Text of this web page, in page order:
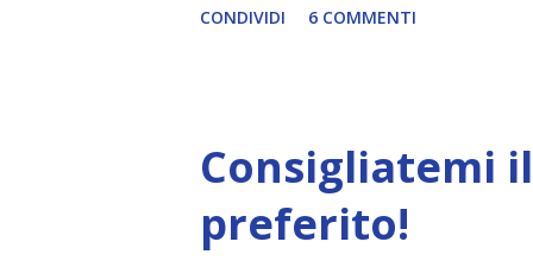
Best Debut Goodreads
il libro? Ora si che sono
Newton Compton Editore
CONDIVIDI 6 COMMENTI
Consigliatemi
preferito!